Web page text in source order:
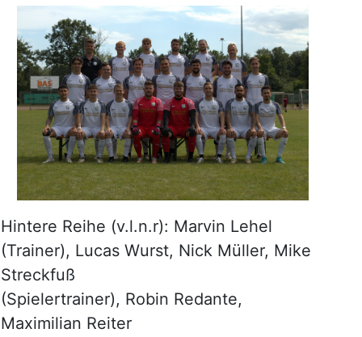
Hintere Reihe (v.l.n.r): Marvin Lehel
(Trainer), Lucas Wurst, Nick Müller, Mike
Streckfuß
(Spielertrainer), Robin Redante,
Maximilian Reiter